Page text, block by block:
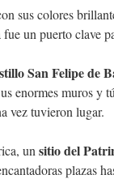
sus colores
un puerto clave
San Felipe de
enormes muros y
vez tuvieron lugar.
un sitio del
plazas